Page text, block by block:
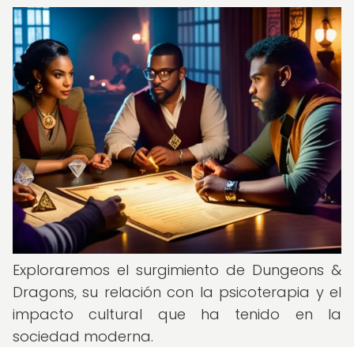
Exploraremos el surgimiento de Dungeons &
Dragons, su relación con la psicoterapia y el
impacto cultural que ha tenido en la
sociedad moderna.